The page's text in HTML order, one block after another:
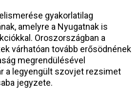
gyakorlatilag
amelyre a Nyugatnak is
Oroszországban a
várhatóan tovább erősödnének
megrendülésével
a legyengült szovjet rezsimet
jegyzete.